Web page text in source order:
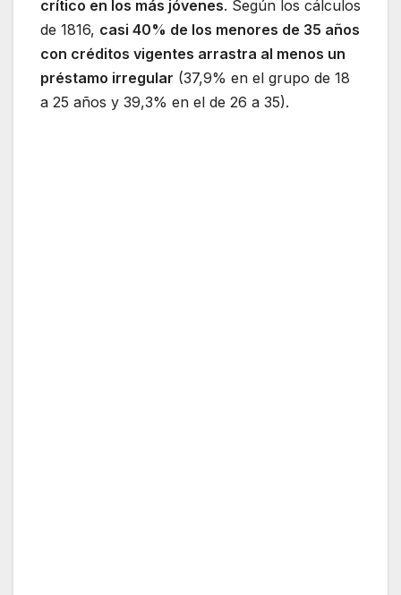
crítico en los más jóvenes. Según los cálculos
de 1816, casi 40% de los menores de 35 años
con créditos vigentes arrastra al menos un
préstamo irregular (37,9% en el grupo de 18
a 25 años y 39,3% en el de 26 a 35).